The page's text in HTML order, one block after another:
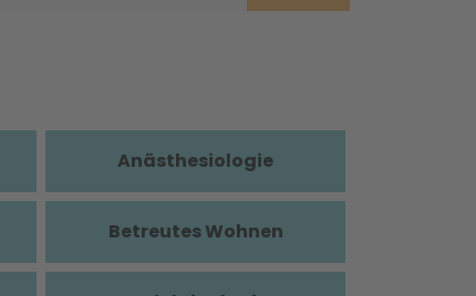
Anästhesiologie
Betreutes Wohnen